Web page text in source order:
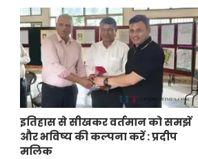
इतिहास से सीखकर वर्तमान को समझें
और भविष्य की कल्पना करें : प्रदीप
मलिक